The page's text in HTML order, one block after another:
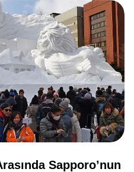
Sapporo’nun